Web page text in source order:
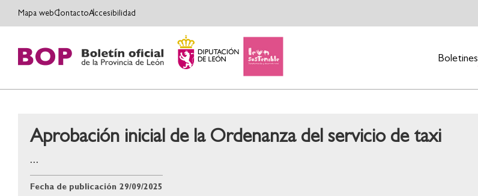
Mapa webContactoAccesibilidad
Boletines
Aprobación inicial de la Ordenanza del servicio de taxi
...
Fecha de publicación 29/09/2025